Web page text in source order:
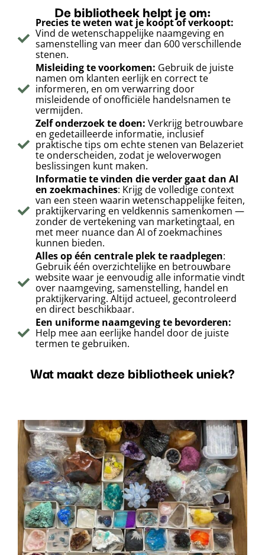
De bibliotheek helpt je om:
Precies te weten wat je koopt of verkoopt:
Vind de wetenschappelijke naamgeving en
samenstelling van meer dan 600 verschillende
stenen.
Misleiding te voorkomen: Gebruik de juiste
namen om klanten eerlijk en correct te
informeren, en om verwarring door
misleidende of onofficiële handelsnamen te
vermijden.
Zelf onderzoek te doen: Verkrijg betrouwbare
en gedetailleerde informatie, inclusief
praktische tips om echte stenen van Belazeriet
te onderscheiden, zodat je weloverwogen
beslissingen kunt maken.
Informatie te vinden die verder gaat dan AI
en zoekmachines: Krijg de volledige context
van een steen waarin wetenschappelijke feiten,
praktijkervaring en veldkennis samenkomen —
zonder de vertekening van marketingtaal, en
met meer nuance dan AI of zoekmachines
kunnen bieden.
Alles op één centrale plek te raadplegen:
Gebruik één overzichtelijke en betrouwbare
website waar je eenvoudig alle informatie vindt
over naamgeving, samenstelling, handel en
praktijkervaring. Altijd actueel, gecontroleerd
en direct beschikbaar.
Een uniforme naamgeving te bevorderen:
Help mee aan eerlijke handel door de juiste
termen te gebruiken.
Wat maakt deze bibliotheek uniek?